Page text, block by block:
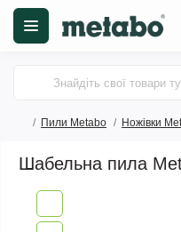
Пили Metabo Ножівки
Шабельна пила